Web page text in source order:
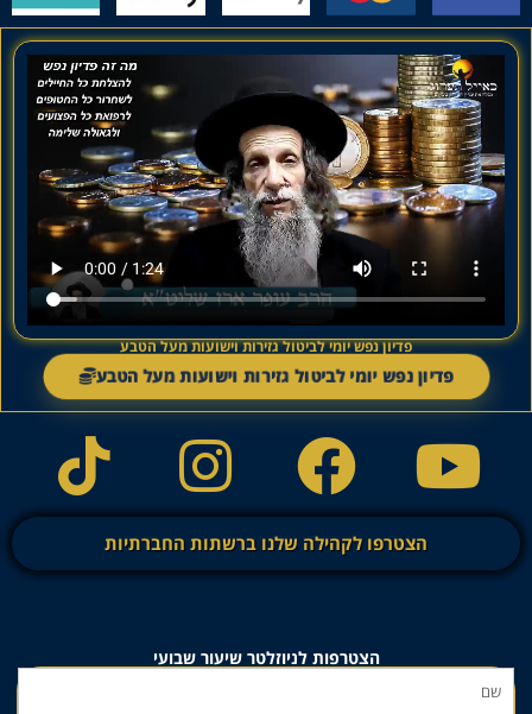
פדיון נפש יומי לביטול גזירות וישועות מעל הטבע
פדיון נפש יומי לביטול גזירות וישועות מעל הטבע
הצטרפו לקהילה שלנו ברשתות החברתיות
הצטרפות לניוזלטר שיעור שבועי